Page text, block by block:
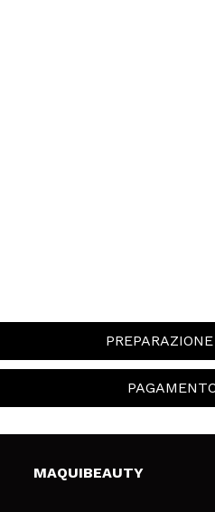
MAQUIBEAUTY